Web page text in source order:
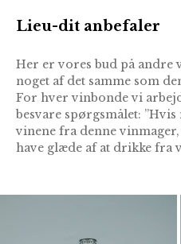
Lieu-dit anbefaler
Her er vores bud på andre
noget af det samme som
For hver vinbonde vi
besvare spørgsmålet:
vinene fra denne
have glæde af at drikke fra